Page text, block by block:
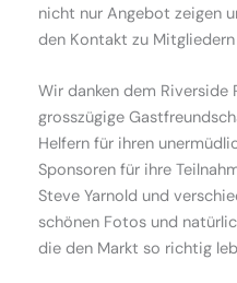
nicht nur Angebot zeigen
den Kontakt zu
Wir danken dem Riverside
grosszügige
Helfern für ihren
Sponsoren für ihre
Steve Yarnold und
schönen Fotos und
die den Markt so richtig